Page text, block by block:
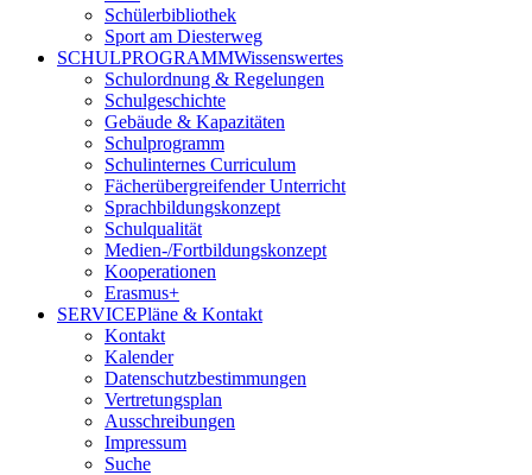
Schülerbibliothek
Sport am Diesterweg
SCHULPROGRAMMWissenswertes
Schulordnung & Regelungen
Schulgeschichte
Gebäude & Kapazitäten
Schulprogramm
Schulinternes Curriculum
Fächerübergreifender Unterricht
Sprachbildungskonzept
Schulqualität
Medien-/Fortbildungskonzept
Kooperationen
Erasmus+
SERVICEPläne & Kontakt
Kontakt
Kalender
Datenschutzbestimmungen
Vertretungsplan
Ausschreibungen
Impressum
Suche